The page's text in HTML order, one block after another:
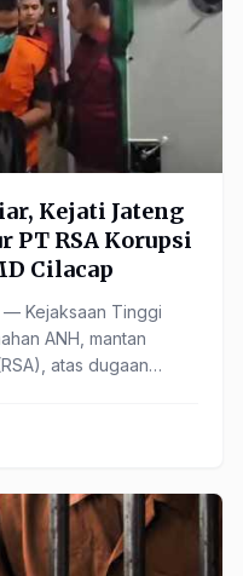
Kejati Jateng
PT RSA Korupsi
Cilacap
— Kejaksaan Tinggi
ANH, mantan
atas dugaan